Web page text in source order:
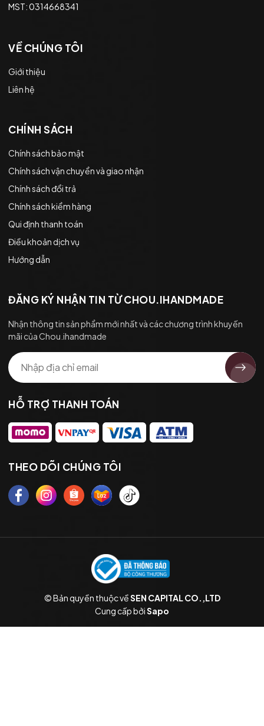
MST: 0314668341
VỀ CHÚNG TÔI
Giới thiệu
Liên hệ
CHÍNH SÁCH
Chính sách bảo mật
Chính sách vận chuyển và giao nhận
Chính sách đổi trả
Chính sách kiểm hàng
Qui định thanh toán
Điều khoản dịch vụ
Hướng dẫn
ĐĂNG KÝ NHẬN TIN TỪ CHOU.IHANDMADE
Nhận thông tin sản phẩm mới nhất và các chương trình khuyến
mãi của Chou.ihandmade
HỖ TRỢ THANH TOÁN
THEO DÕI CHÚNG TÔI
© Bản quyền thuộc vềSEN CAPITAL CO.,LTD
Cung cấp bởiSapo